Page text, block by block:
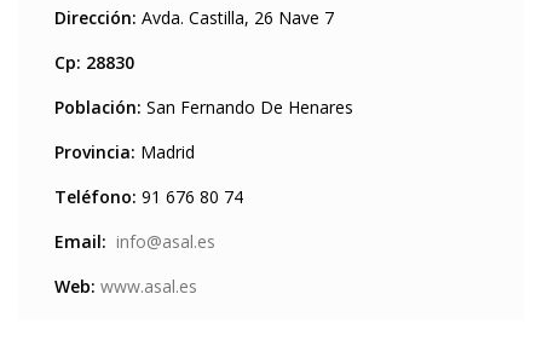
Dirección: Avda. Castilla, 26 Nave 7
Cp: 28830
Población: San Fernando De Henares
Provincia: Madrid
Teléfono: 91 676 80 74
Email: info@asal.es
Web: www.asal.es